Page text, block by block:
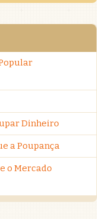
Dinheiro
a Poupança
o Mercado